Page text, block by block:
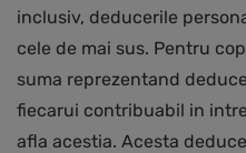
inclusiv, deducerile
cele de mai sus. Pentru
suma reprezentand
fiecarui contribuabil in
afla acestia. Acesta